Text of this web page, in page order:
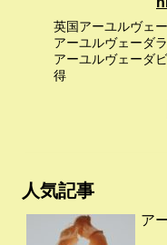
英国アーユルヴェ
アーユルヴェーダ
アーユルヴェーダ
得
人気記事
ア